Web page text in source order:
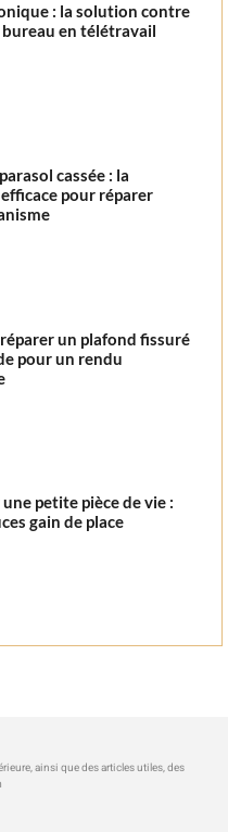
: la solution contre
en télétravail
cassée : la
pour réparer
un plafond fissuré
pour un rendu
petite pièce de vie :
gain de place
ainsi que des articles utiles, des